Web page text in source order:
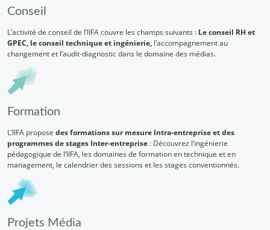
Conseil
L’activité de conseil de l’IIFA couvre les champs suivants : Le conseil RH et
GPEC, le conseil technique et ingénierie, l’accompagnement au
changement et l’audit-diagnostic dans le domaine des médias.
Formation
L’IIFA propose des formations sur mesure Intra-entreprise et des
programmes de stages Inter-entreprise : Découvrez l’ingénierie
pédagogique de l’IIFA, les domaines de formation en technique et en
management, le calendrier des sessions et les stages conventionnés.
Projets Média